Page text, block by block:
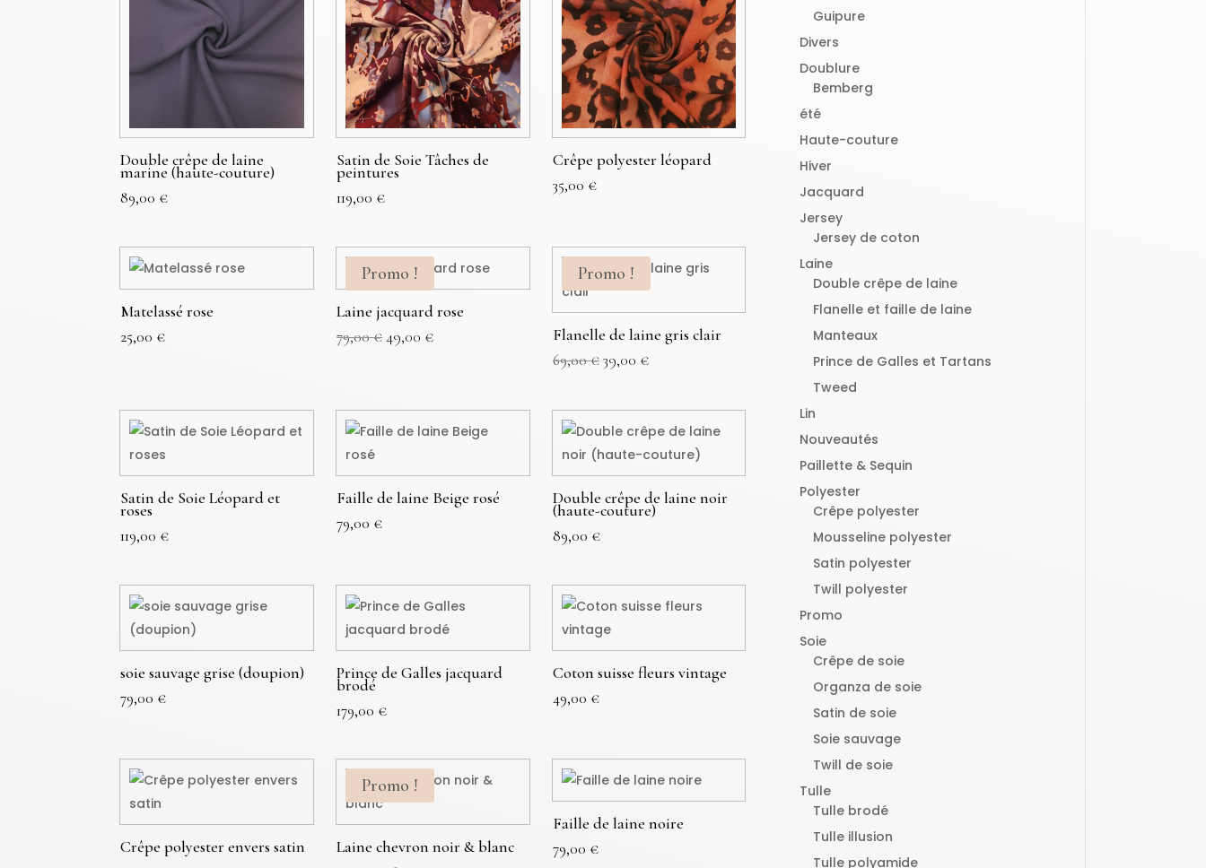
Double crêpe de laine
marine (haute-couture)
89,00 €
Satin de Soie Tâches de
peintures
119,00 €
Crêpe polyester léopard
35,00 €
Matelassé rose
25,00 €
Promo !
Laine jacquard rose
79,00€ Le
était :
79,00 €.
49,00 €Le
est :
49,00 €.
Promo !
Flanelle de laine gris clair
69,00€Le
initial
était :
69,00 €.
39,00 €Le
actuel
est :
39,00 €.
Satin de Soie Léopard et
roses
119,00 €
Faille de laine Beige rosé
79,00 €
Double crêpe de laine noir
(haute-couture)
89,00 €
soie sauvage grise (doupion)
79,00 €
Prince de Galles jacquard
brodé
179,00 €
Coton suisse fleurs vintage
49,00 €
Crêpe polyester envers satin
Promo !
Laine chevron noir & blanc
Faille de laine noire
79,00 €
Guipure
Divers
Doublure
Bemberg
été
Haute-couture
Hiver
Jacquard
Jersey
Jersey de coton
Laine
Double crêpe de laine
Flanelle et faille de laine
Manteaux
Prince de Galles et Tartans
Tweed
Lin
Nouveautés
Paillette & Sequin
Polyester
Crêpe polyester
Mousseline polyester
Satin polyester
Twill polyester
Promo
Soie
Crêpe de soie
Organza de soie
Satin de soie
Soie sauvage
Twill de soie
Tulle
Tulle brodé
Tulle illusion
Tulle polyamide